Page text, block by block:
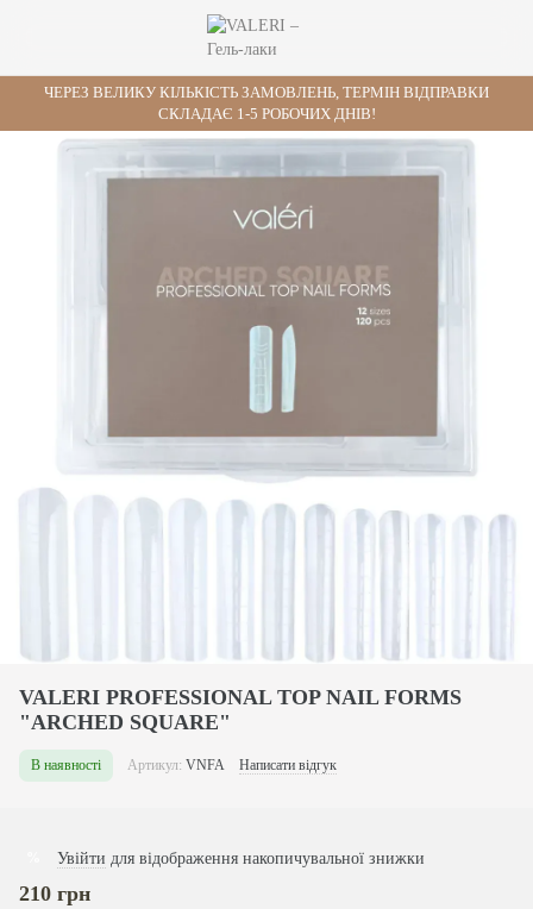
ЧЕРЕЗ ВЕЛИКУ КІЛЬКІСТЬ ЗАМОВЛЕНЬ, ТЕРМІН ВІДПРАВКИ
СКЛАДАЄ 1-5 РОБОЧИХ ДНІВ!
VALERI PROFESSIONAL TOP NAIL FORMS
"ARCHED SQUARE"
В наявності Артикул: VNFA Написати відгук
210 грн
Увійти для відображення накопичувальної знижки